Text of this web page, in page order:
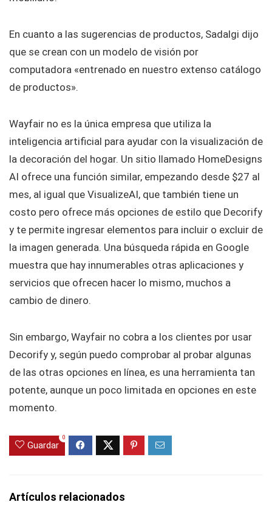
En cuanto a las sugerencias de productos, Sadalgi dijo
que se crean con un modelo de visión por
computadora «entrenado en nuestro extenso catálogo
de productos».
Wayfair no es la única empresa que utiliza la
inteligencia artificial para ayudar con la visualización de
la decoración del hogar. Un sitio llamado HomeDesigns
AI ofrece una función similar, empezando desde $27 al
mes, al igual que VisualizeAI, que también tiene un
costo pero ofrece más opciones de estilo que Decorify
y te permite ingresar elementos para incluir o excluir de
la imagen generada. Una búsqueda rápida en Google
muestra que hay innumerables otras aplicaciones y
servicios que ofrecen hacer lo mismo, muchos a
cambio de dinero.
Sin embargo, Wayfair no cobra a los clientes por usar
Decorify y, según puedo comprobar al probar algunas
de las otras opciones en línea, es una herramienta tan
potente, aunque un poco limitada en opciones en este
momento.
Guardar
0
Artículos relacionados